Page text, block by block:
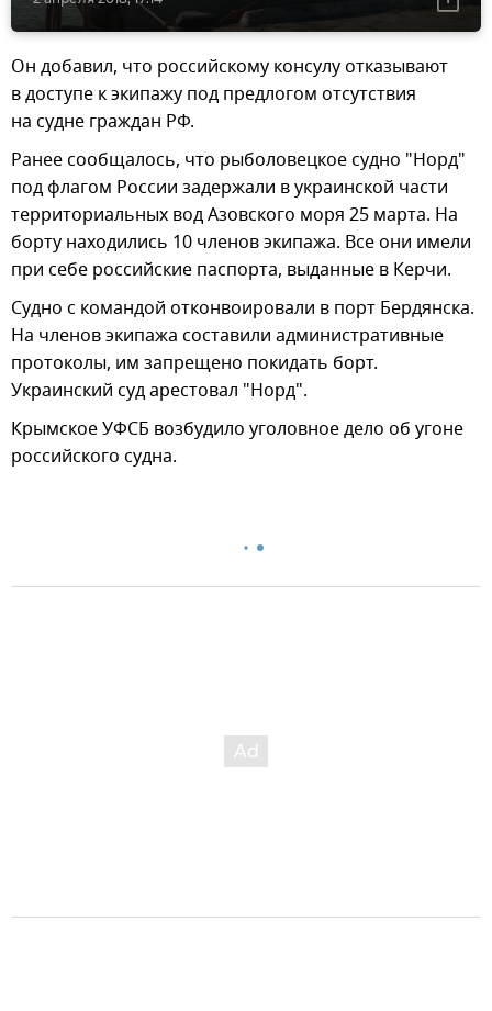
Он добавил, что российскому консулу отказывают
в доступе к экипажу под предлогом отсутствия
на судне граждан РФ.
Ранее сообщалось, что рыболовецкое судно "Норд"
под флагом России задержали в украинской части
территориальных вод Азовского моря 25 марта. На
борту находились 10 членов экипажа. Все они имели
при себе российские паспорта, выданные в Керчи.
Судно с командой отконвоировали в порт Бердянска.
На членов экипажа составили административные
протоколы, им запрещено покидать борт.
Украинский суд арестовал "Норд".
Крымское УФСБ возбудило уголовное дело об угоне
российского судна.